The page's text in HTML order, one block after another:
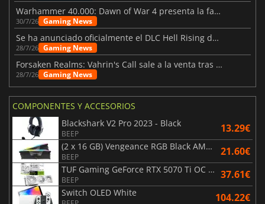
Warhammer 40.000: Dawn of War 4 presenta la facción de los Necrones
30/7/26 Gaming News
Se ha anunciado oficialmente el DLC Hell Rising de Nioh 3
28/7/26 Gaming News
Forsaken Realms: Vahrin's Call sale a la venta tras una década
28/7/26 Gaming News
COMPONENTES Y ACCESORIOS
Blackshark V2 Pro 2023 - Black
BEEP 13.29€
(2 x 16 GB) Vengeance RGB Black AMD Expo 6000 MHz - CAS 30
BEEP 21.60€
TUF Gaming GeForce RTX 5070 Ti OC White Edition 16GB
BEEP 37.61€
Switch OLED White 104.22€